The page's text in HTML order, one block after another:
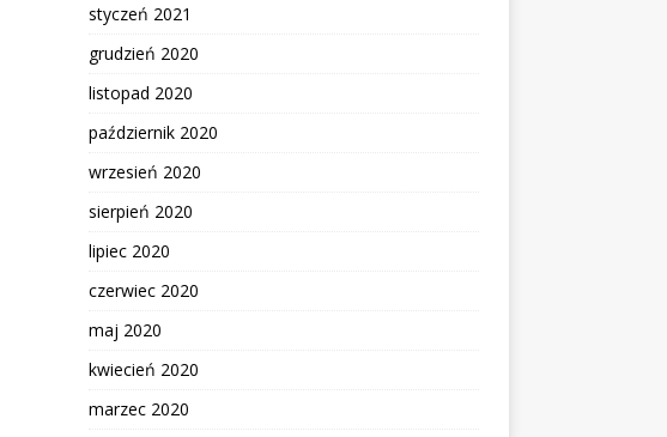
styczeń 2021
grudzień 2020
listopad 2020
październik 2020
wrzesień 2020
sierpień 2020
lipiec 2020
czerwiec 2020
maj 2020
kwiecień 2020
marzec 2020